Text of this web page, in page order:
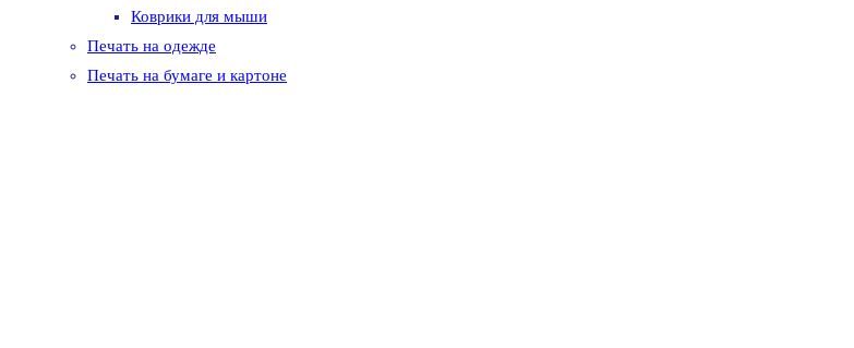
Коврики для мыши
Печать на одежде
Печать на бумаге и картоне